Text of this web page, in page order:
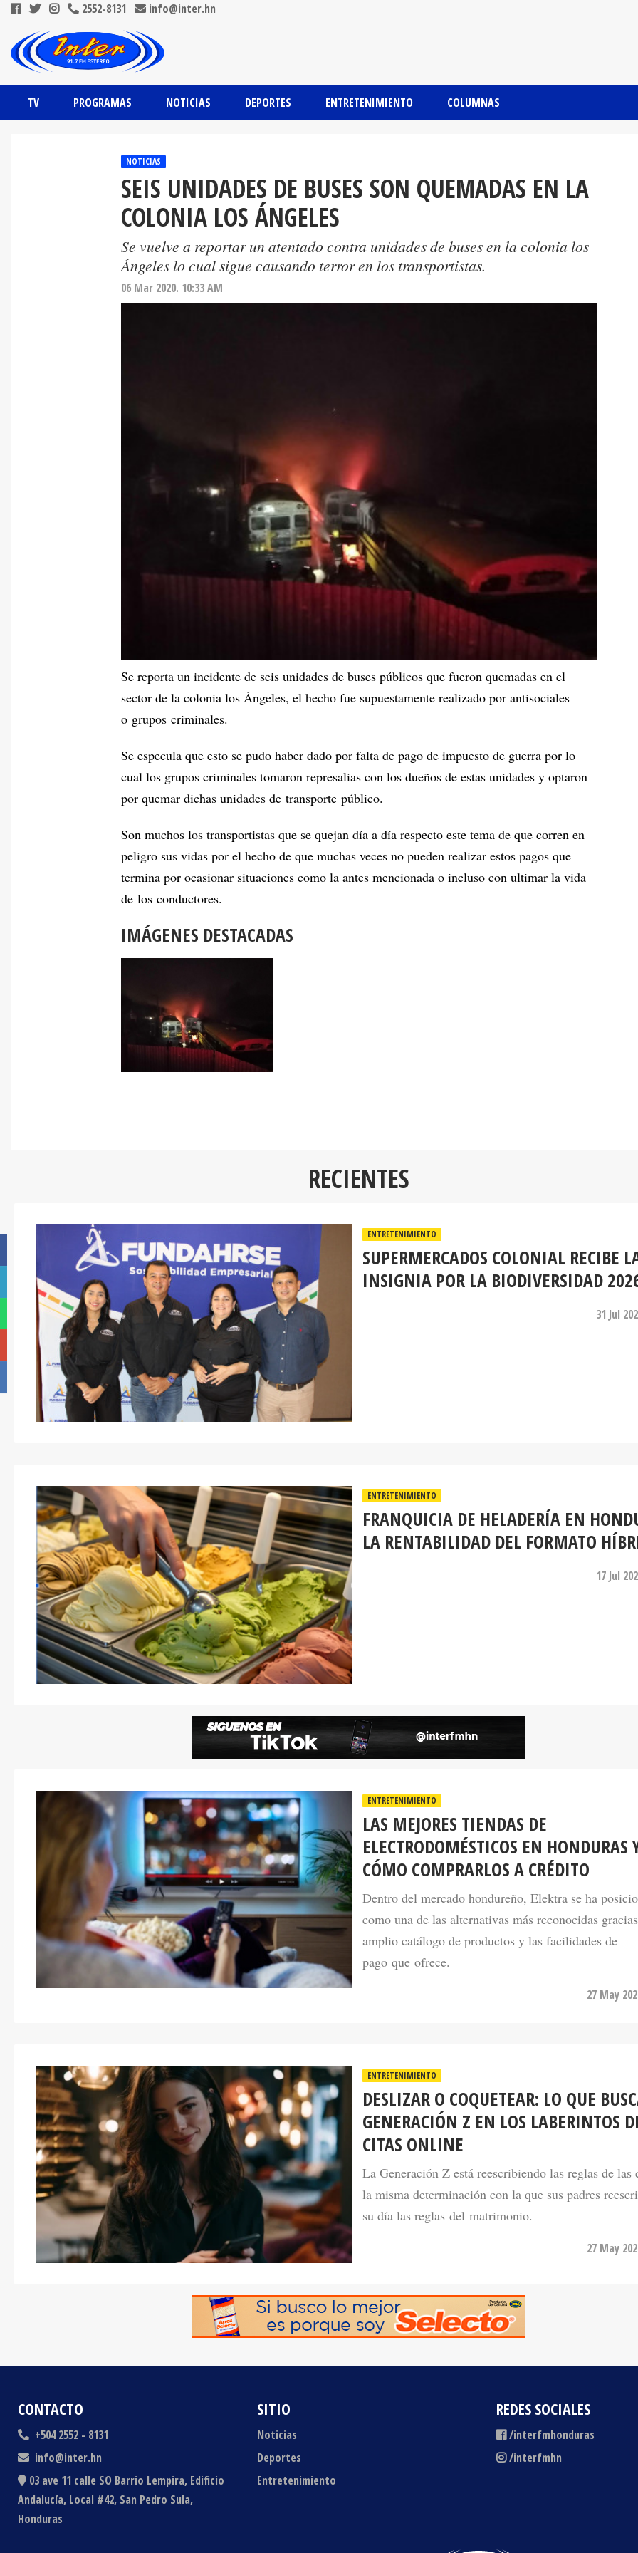
2552-8131 info@inter.hn
TV PROGRAMAS NOTICIAS DEPORTES ENTRETENIMIENTO COLUMNAS
NOTICIAS
SEIS UNIDADES DE BUSES SON QUEMADAS EN LA
COLONIA LOS ÁNGELES
Se vuelve a reportar un atentado contra unidades de buses en la colonia los
Ángeles lo cual sigue causando terror en los transportistas.
06 Mar 2020. 10:33 AM
Se reporta un incidente de seis unidades de buses públicos que fueron quemadas en el
sector de la colonia los Ángeles, el hecho fue supuestamente realizado por antisociales
o grupos criminales.
Se especula que esto se pudo haber dado por falta de pago de impuesto de guerra por lo
cual los grupos criminales tomaron represalias con los dueños de estas unidades y optaron
por quemar dichas unidades de transporte público.
Son muchos los transportistas que se quejan día a día respecto este tema de que corren en
peligro sus vidas por el hecho de que muchas veces no pueden realizar estos pagos que
termina por ocasionar situaciones como la antes mencionada o incluso con ultimar la vida
de los conductores.
IMÁGENES DESTACADAS
RECIENTES
ENTRETENIMIENTO
SUPERMERCADOS COLONIAL RECIBE
INSIGNIA POR LA BIODIVERSIDAD
31 Jul
ENTRETENIMIENTO
FRANQUICIA DE HELADERÍA EN
LA RENTABILIDAD DEL FORMATO
17 Jul
LAS MEJORES TIENDAS DE
ELECTRODOMÉSTICOS EN HONDURAS
CÓMO COMPRARLOS A CRÉDITO
Dentro del mercado hondureño, Elektra se ha
como una de las alternativas más reconocidas
amplio catálogo de productos y las facilidades de
pago que ofrece.
DESLIZAR O COQUETEAR: LO QUE
GENERACIÓN Z EN LOS LABERINTOS
CITAS ONLINE
La Generación Z está reescribiendo las reglas de las
la misma determinación con la que sus padres
su día las reglas del matrimonio.
CONTACTO
+504 2552 - 8131
info@inter.hn
03 ave 11 calle SO Barrio Lempira, Edificio
Andalucía, Local #42, San Pedro Sula,
Honduras
SITIO
Noticias
Deportes
Entretenimiento
REDES SOCIALES
/interfmhonduras
/interfmhn